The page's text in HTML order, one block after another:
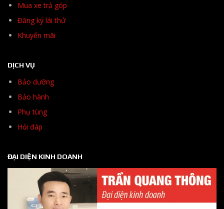
Mua xe trả góp
Đăng ký lái thử
Khuyến mãi
DỊCH VỤ
Bảo dưỡng
Bảo hành
Phụ tùng
Hỏi đáp
ĐẠI DIỆN KINH DOANH